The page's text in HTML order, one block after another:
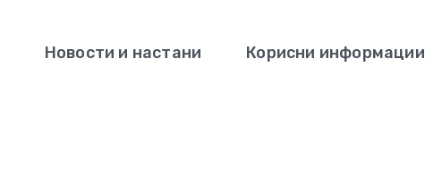
Новости и настани Корисни информации